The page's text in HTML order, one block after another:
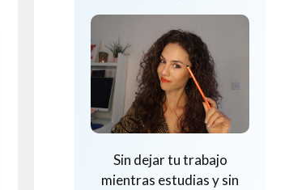
Sin dejar tu trabajo
mientras estudias y sin